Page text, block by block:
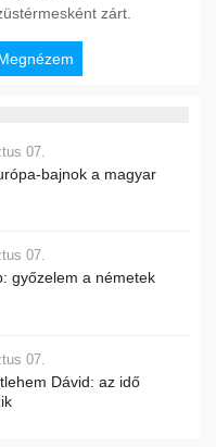
zárt.
07.
bajnok a magyar
07.
győzelem a németek
07.
Dávid: az idő